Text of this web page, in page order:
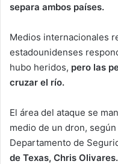
separa ambos países.
Medios internacionales
estadounidenses
hubo heridos, pero las
cruzar el río.
El área del ataque se
medio de un dron,
Departamento de
de Texas, Chris Olivares.